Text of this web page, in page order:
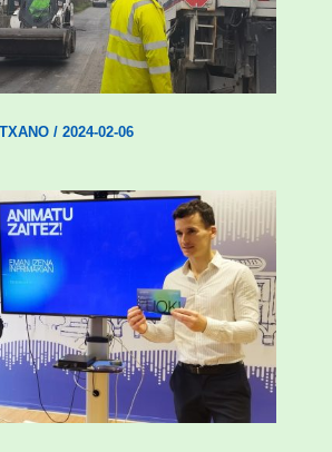
auzoak hobetzeko
ezarri du
/ 2024-02-06
gazteen inklusio aktiboa
ekimenarekin